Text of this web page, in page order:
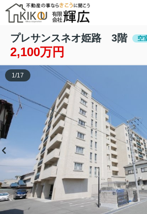
プレサンスネオ姫路 3階 空
2,100万円
1/17